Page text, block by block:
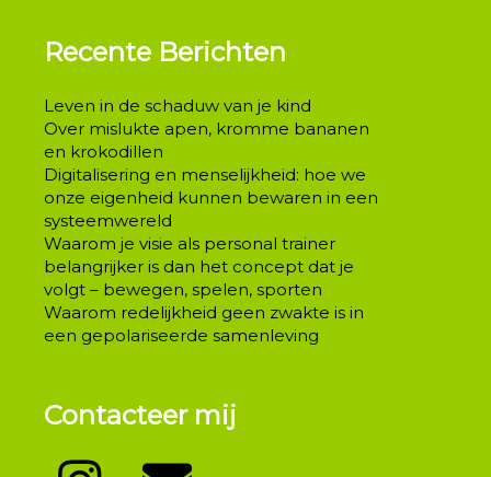
Recente Berichten
Leven in de schaduw van je kind
Over mislukte apen, kromme bananen
en krokodillen
Digitalisering en menselijkheid: hoe we
onze eigenheid kunnen bewaren in een
systeemwereld
Waarom je visie als personal trainer
belangrijker is dan het concept dat je
volgt – bewegen, spelen, sporten
Waarom redelijkheid geen zwakte is in
een gepolariseerde samenleving
Contacteer mij